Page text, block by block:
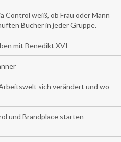
Control weiß, ob Frau oder Mann
Bücher in jeder Gruppe.
mit Benedikt XVI
sich verändert und wo
und Brandplace starten